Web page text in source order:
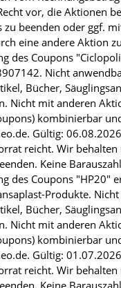
vor, die Aktionen
zu beenden oder ggf.
eine andere Aktion
des Coupons
Nicht
Bücher,
Nicht mit anderen
kombinierbar
Gültig:
reicht. Wir
Keine
des Coupons "HP20"
Produkte.
Bücher,
Nicht mit anderen
kombinierbar
Gültig:
reicht. Wir